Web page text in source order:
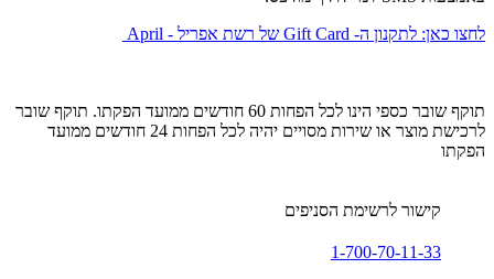
לחצו כאן: לתקנון ה- Gift Card של רשת אפריל - April
תוקף שובר כספי הינו לכל הפחות 60 חודשים ממועד הפקתו. תוקף שובר
לרכישת מוצר או שירות מסויים יהיה לכל הפחות 24 חודשים ממועד
הפקתו
קישור לרשימת הסניפים
1-700-70-11-33